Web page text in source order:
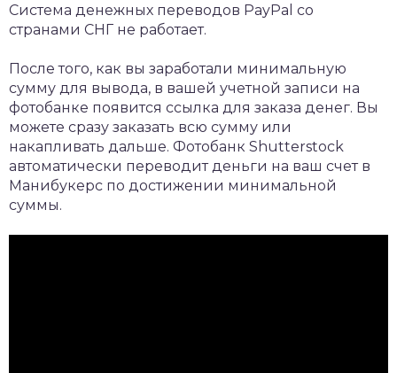
Система денежных переводов PayPal со
странами СНГ не работает.
После того, как вы заработали минимальную
сумму для вывода, в вашей учетной записи на
фотобанке появится ссылка для заказа денег. Вы
можете сразу заказать всю сумму или
накапливать дальше. Фотобанк Shutterstock
автоматически переводит деньги на ваш счет в
Манибукерс по достижении минимальной
суммы.